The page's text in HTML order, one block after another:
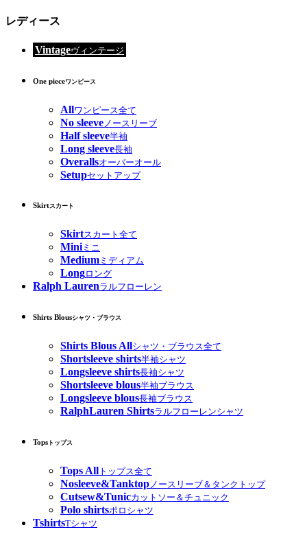
レディース
Vintageヴィンテージ
One pieceワンピース
Allワンピース全て
No sleeve ノースリーブ
Half sleeve半袖
Long sleeve長袖
Overallsオーバーオール
Setupセットアップ
Skirtスカート
Skirtスカート全て
Miniミニ
Medium ミディアム
Longロング
Ralph Laurenラルフローレン
Shirts Blousシャツ・ブラウス
Shirts Blous Allシャツ・ブラウス全て
Shortsleeve shirts半袖シャツ
Longsleeve shirts長袖シャツ
Shortsleeve blous半袖ブラウス
Longsleeve blous長袖ブラウス
RalphLauren Shirtsラルフローレンシャツ
Tops トップス
Tops All トップス全て
Nosleeve&Tanktopノースリーブ＆タンクトップ
Cutsew&Tunicカットソー＆チュニック
Polo shirtsポロシャツ
TshirtsTシャツ